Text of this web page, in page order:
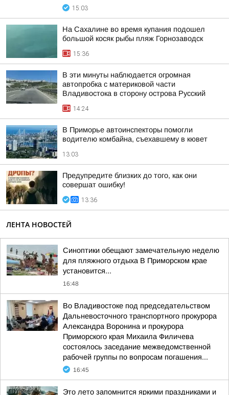
15:03
На Сахалине во время купания подошел
большой косяк рыбы пляж Горнозаводск
15:36
В эти минуты наблюдается огромная
автопробка с материковой части
Владивостока в сторону острова Русский
14:24
В Приморье автоинспекторы помогли
водителю комбайна, съехавшему в кювет
13:03
Предупредите близких до того, как они
совершат ошибку!
13:36
ЛЕНТА НОВОСТЕЙ
Синоптики обещают замечательную неделю
для пляжного отдыха В Приморском крае
установится...
16:48
Во Владивостоке под председательством
Дальневосточного транспортного прокурора
Александра Воронина и прокурора
Приморского края Михаила Филичева
состоялось заседание межведомственной
рабочей группы по вопросам погашения...
16:45
Это лето запомнится яркими праздниками и